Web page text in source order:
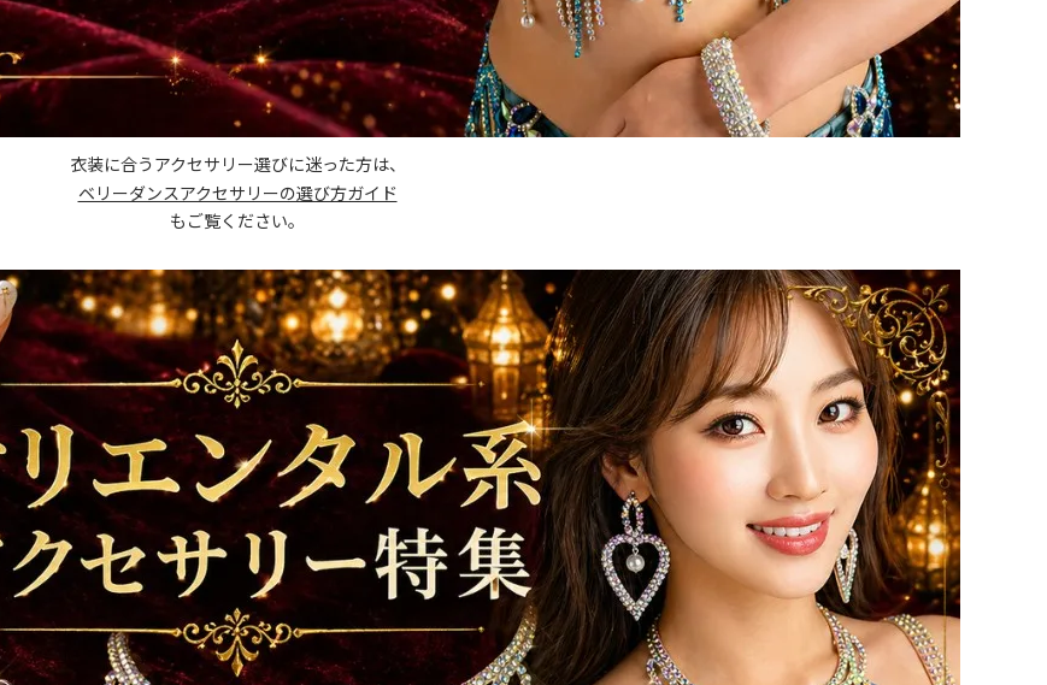
衣装に合うアクセサリー選びに迷った方は、
ベリーダンスアクセサリーの選び方ガイド
もご覧ください。